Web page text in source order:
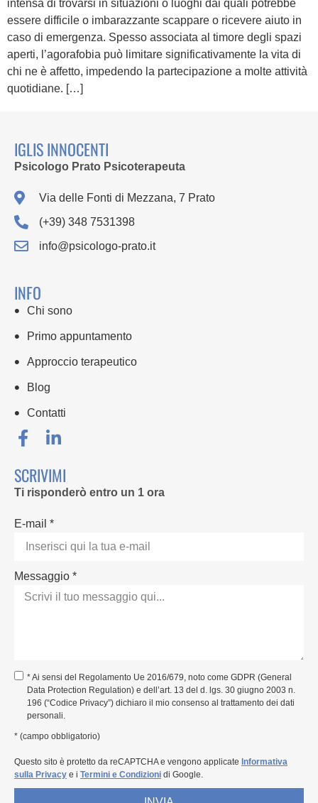
intensa di trovarsi in situazioni o luoghi dai quali potrebbe
essere difficile o imbarazzante scappare o ricevere aiuto in
caso di emergenza. Spesso associata al timore degli spazi
aperti, l’agorafobia può limitare significativamente la vita di
chi ne è affetto, impedendo la partecipazione a molte attività
quotidiane. […]
IGLIS INNOCENTI
Psicologo Prato Psicoterapeuta
Via delle Fonti di Mezzana, 7 Prato
(+39) 348 7531398
info@psicologo-prato.it
INFO
Chi sono
Primo appuntamento
Approccio terapeutico
Blog
Contatti
SCRIVIMI
Ti risponderò entro un 1 ora
E-mail *
Messaggio *
* Ai sensi del Regolamento Ue 2016/679, noto come GDPR (General
Data Protection Regulation) e dell’art. 13 del d. lgs. 30 giugno 2003 n.
196 (“Codice Privacy”) dichiaro il mio consenso al trattamento dei dati
personali.
* (campo obbligatorio)
Questo sito è protetto da reCAPTCHA e vengono applicate Informativa
sulla Privacy e i Termini e Condizioni di Google.